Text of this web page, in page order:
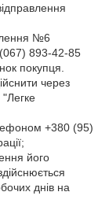
№6
893-42-85
покупця.
через
+380 (95)
його
днів на